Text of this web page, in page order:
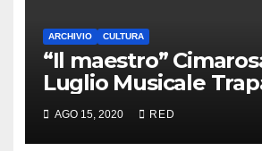
ARCHIVIO CULTURA
“Il maestro”
Luglio Musicale
AGO 15, 2020 RED